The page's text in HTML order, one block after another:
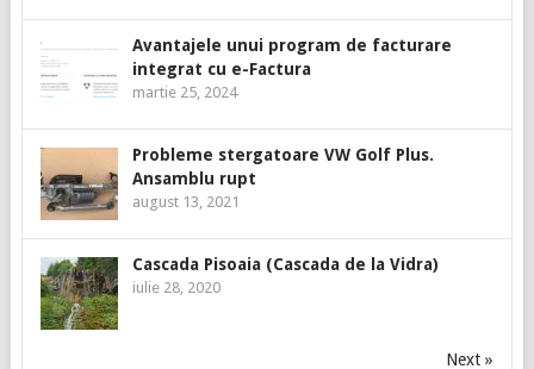
Avantajele unui program de facturare
integrat cu e-Factura
martie 25, 2024
Probleme stergatoare VW Golf Plus.
Ansamblu rupt
august 13, 2021
Cascada Pisoaia (Cascada de la Vidra)
iulie 28, 2020
Next »